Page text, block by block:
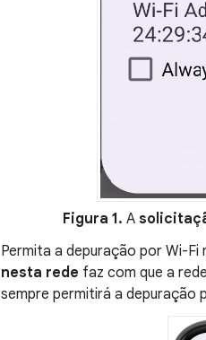
Figura 1. A
Permita a depuração por Wi-Fi
nesta rede faz com que a
sempre permitirá a depuração